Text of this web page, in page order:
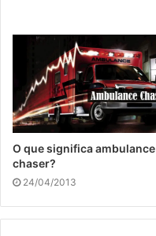
O que significa ambulance
chaser?
24/04/2013